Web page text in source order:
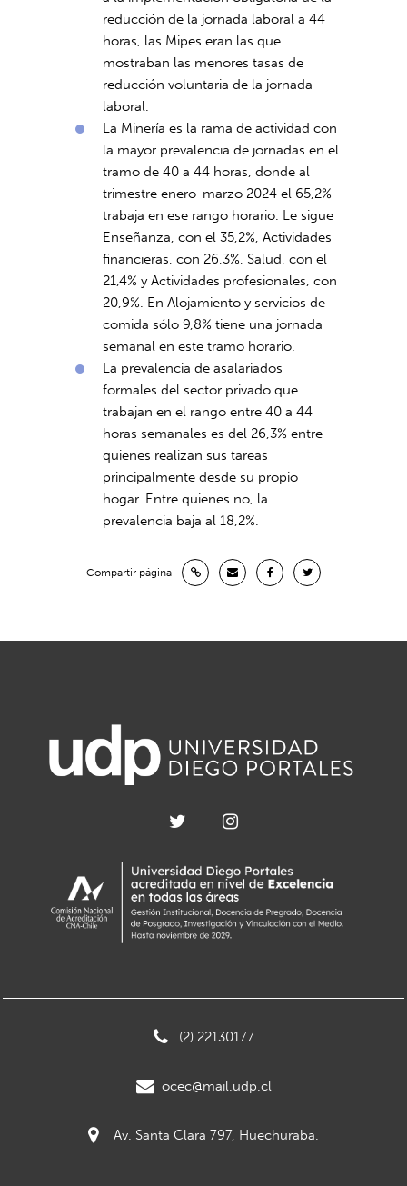
reducción de la jornada laboral a 44
horas, las Mipes eran las que
mostraban las menores tasas de
reducción voluntaria de la jornada
laboral.
La Minería es la rama de actividad con
la mayor prevalencia de jornadas en el
tramo de 40 a 44 horas, donde al
trimestre enero-marzo 2024 el 65,2%
trabaja en ese rango horario. Le sigue
Enseñanza, con el 35,2%, Actividades
financieras, con 26,3%, Salud, con el
21,4% y Actividades profesionales, con
20,9%. En Alojamiento y servicios de
comida sólo 9,8% tiene una jornada
semanal en este tramo horario.
La prevalencia de asalariados
formales del sector privado que
trabajan en el rango entre 40 a 44
horas semanales es del 26,3% entre
quienes realizan sus tareas
principalmente desde su propio
hogar. Entre quienes no, la
prevalencia baja al 18,2%.
Compartir página
(2) 22130177
ocec@mail.udp.cl
Av. Santa Clara 797, Huechuraba.